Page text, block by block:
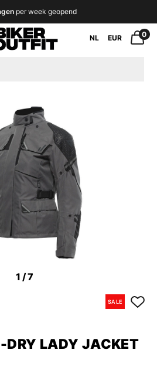
per week geopend
NL EUR 0
1/7
SALE
DRY LADY JACKET